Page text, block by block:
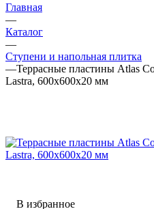
Главная
—
Каталог
—
Ступени и напольная плитка
—Террасные пластины Atlas
Lastra, 600х600х20 мм
В избранное